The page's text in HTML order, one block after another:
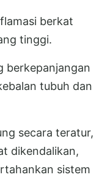
berkat
tinggi.
berkepanjangan
tubuh dan
secara teratur,
dikendalikan,
sistem